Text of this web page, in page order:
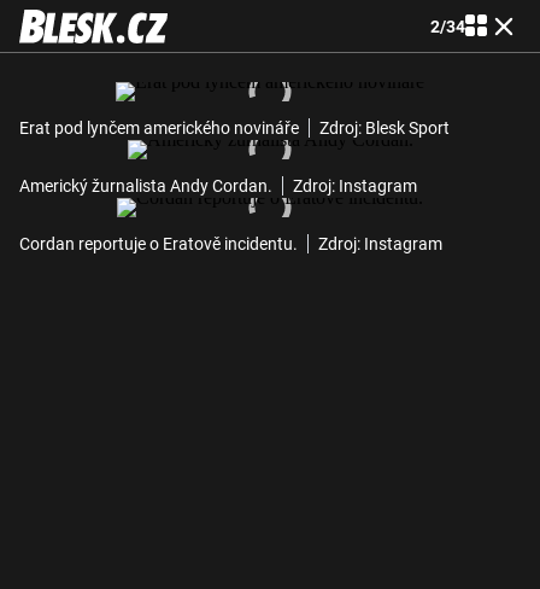
2/34
Erat pod lynčem amerického novináře Zdroj: Blesk Sport
Americký žurnalista Andy Cordan. Zdroj: Instagram
Cordan reportuje o Eratově incidentu. Zdroj: Instagram